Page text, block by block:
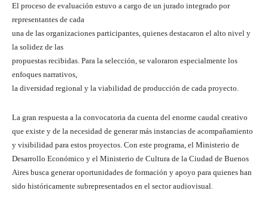
El proceso de evaluación estuvo a cargo de un jurado integrado por
representantes de cada
una de las organizaciones participantes, quienes destacaron el alto nivel y
la solidez de las
propuestas recibidas. Para la selección, se valoraron especialmente los
enfoques narrativos,
la diversidad regional y la viabilidad de producción de cada proyecto.
La gran respuesta a la convocatoria da cuenta del enorme caudal creativo
que existe y de la necesidad de generar más instancias de acompañamiento
y visibilidad para estos proyectos. Con este programa, el Ministerio de
Desarrollo Económico y el Ministerio de Cultura de la Ciudad de Buenos
Aires busca generar oportunidades de formación y apoyo para quienes han
sido históricamente subrepresentados en el sector audiovisual.